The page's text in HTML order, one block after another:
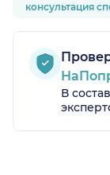
консультация
В